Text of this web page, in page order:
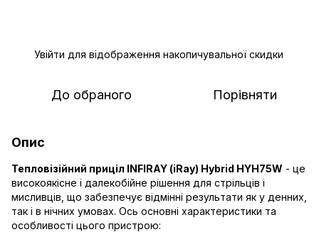
Увійти для відображення накопичувальної скидки
До обраного Порівняти
Опис
Тепловізійний приціл INFIRAY (iRay) Hybrid HYH75W - це
високоякісне і далекобійне рішення для стрільців і
мисливців, що забезпечує відмінні результати як у денних,
так і в нічних умовах. Ось основні характеристики та
особливості цього пристрою: